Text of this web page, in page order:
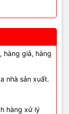
hàng giả, hàng
nhà sản xuất.
hàng xử lý